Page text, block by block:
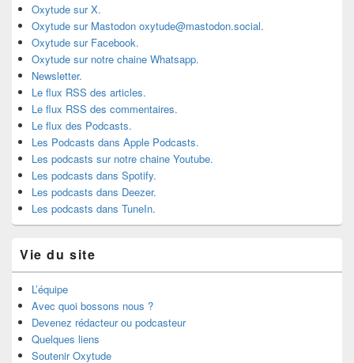
Oxytude sur X.
Oxytude sur Mastodon oxytude@mastodon.social.
Oxytude sur Facebook.
Oxytude sur notre chaine Whatsapp.
Newsletter.
Le flux RSS des articles.
Le flux RSS des commentaires.
Le flux des Podcasts.
Les Podcasts dans Apple Podcasts.
Les podcasts sur notre chaine Youtube.
Les podcasts dans Spotify.
Les podcasts dans Deezer.
Les podcasts dans TuneIn.
Vie du site
L’équipe
Avec quoi bossons nous ?
Devenez rédacteur ou podcasteur
Quelques liens
Soutenir Oxytude